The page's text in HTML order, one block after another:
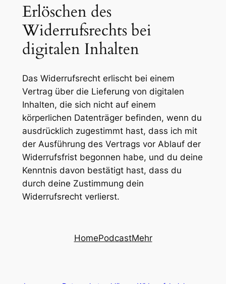
Erlöschen des
Widerrufsrechts bei
digitalen Inhalten
Das Widerrufsrecht erlischt bei einem
Vertrag über die Lieferung von digitalen
Inhalten, die sich nicht auf einem
körperlichen Datenträger befinden, wenn du
ausdrücklich zugestimmt hast, dass ich mit
der Ausführung des Vertrags vor Ablauf der
Widerrufsfrist begonnen habe, und du deine
Kenntnis davon bestätigt hast, dass du
durch deine Zustimmung dein
Widerrufsrecht verlierst.
HomePodcastMehr